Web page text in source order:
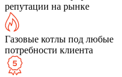
репутации на рынке
Газовые котлы под любые
потребности клиента